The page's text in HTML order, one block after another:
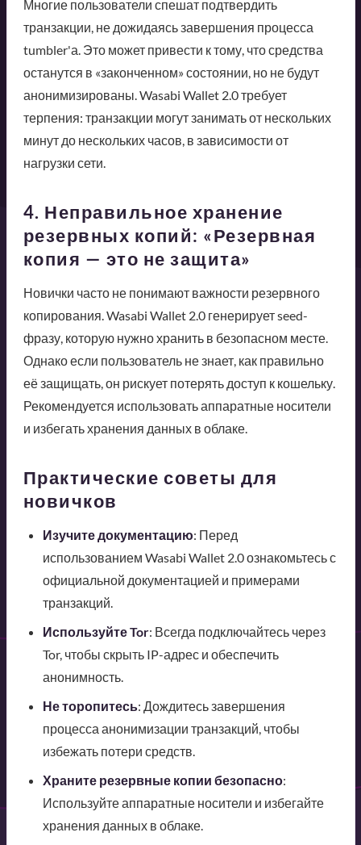
Многие пользователи спешат подтвердить
транзакции, не дожидаясь завершения процесса
tumbler'а. Это может привести к тому, что средства
останутся в «законченном» состоянии, но не будут
анонимизированы. Wasabi Wallet 2.0 требует
терпения: транзакции могут занимать от нескольких
минут до нескольких часов, в зависимости от
нагрузки сети.
4. Неправильное хранение
резервных копий: «Резервная
копия — это не защита»
Новички часто не понимают важности резервного
копирования. Wasabi Wallet 2.0 генерирует seed-
фразу, которую нужно хранить в безопасном месте.
Однако если пользователь не знает, как правильно
её защищать, он рискует потерять доступ к кошельку.
Рекомендуется использовать аппаратные носители
и избегать хранения данных в облаке.
Практические советы для
новичков
Изучите документацию: Перед
использованием Wasabi Wallet 2.0 ознакомьтесь с
официальной документацией и примерами
транзакций.
Используйте Tor: Всегда подключайтесь через
Tor, чтобы скрыть IP-адрес и обеспечить
анонимность.
Не торопитесь: Дождитесь завершения
процесса анонимизации транзакций, чтобы
избежать потери средств.
Храните резервные копии безопасно:
Используйте аппаратные носители и избегайте
хранения данных в облаке.